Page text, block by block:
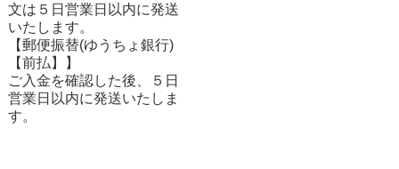
文は５日営業日以内に発送
いたします。
【郵便振替(ゆうちょ銀行)
【前払】】
ご入金を確認した後、５日
営業日以内に発送いたしま
す。